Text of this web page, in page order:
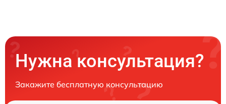
Нужна консультация?
Закажите бесплатную консультацию